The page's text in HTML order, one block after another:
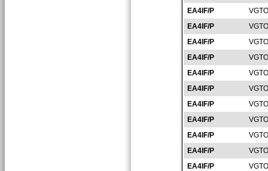
EA4IF/P
EA4IF/P
EA4IF/P
EA4IF/P
EA4IF/P
EA4IF/P
EA4IF/P
EA4IF/P
EA4IF/P
EA4IF/P
EA4IF/P